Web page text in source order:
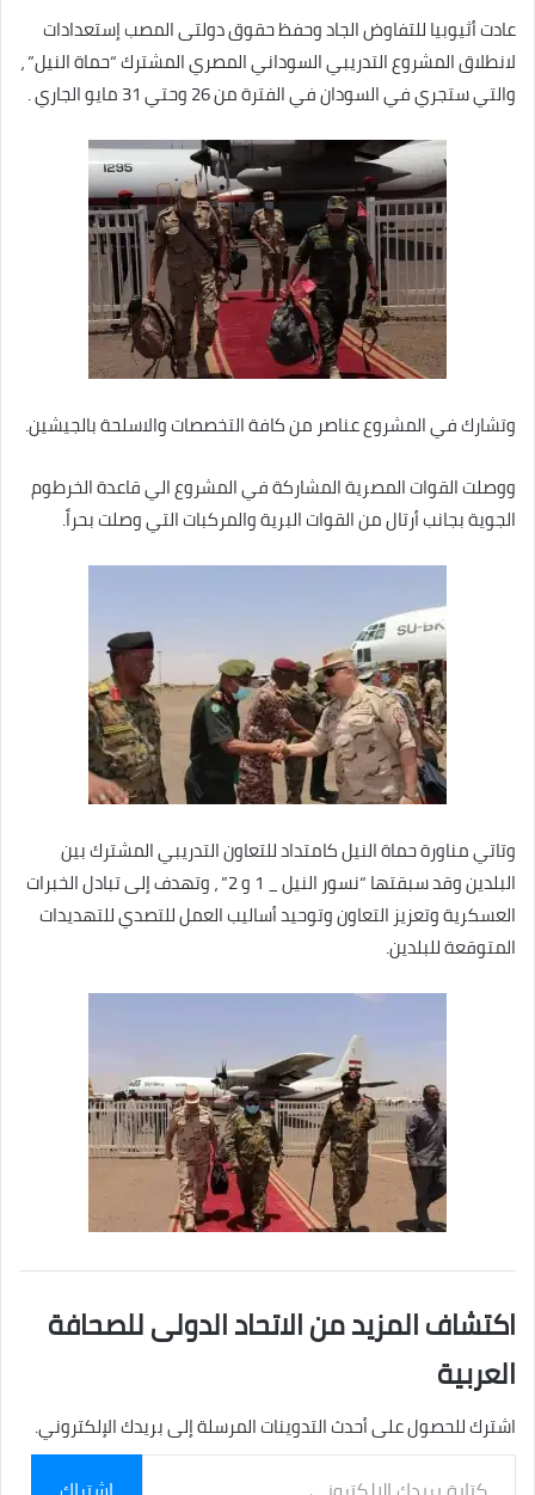
عادت أثيوبيا للتفاوض الجاد وحفظ حقوق دولتى المصب إستعدادات
لانطلاق المشروع التدريبي السوداني المصري المشترك “حماة النيل” ،
والتي ستجري في السودان في الفترة من 26 وحتي 31 مايو الجاري .
وتشارك في المشروع عناصر من كافة التخصصات والاسلحة بالجيشين.
ووصلت القوات المصرية المشاركة في المشروع الي قاعدة الخرطوم
الجوية بجانب أرتال من القوات البرية والمركبات التي وصلت بحراً.
وتاتي مناورة حماة النيلكامتداد للتعاون التدريبي المشترك بين
البلدين وقد سبقتها “نسور النيل _ 1 و 2” ، وتهدف إلى تبادل الخبرات
العسكرية وتعزيز التعاون وتوحيد أساليب العمل للتصدي للتهديدات
المتوقعة للبلدين.
اكتشاف المزيد من الاتحاد الدولى للصحافة
العربية
اشترك للحصول على أحدث التدوينات المرسلة إلى بريدك الإلكتروني.